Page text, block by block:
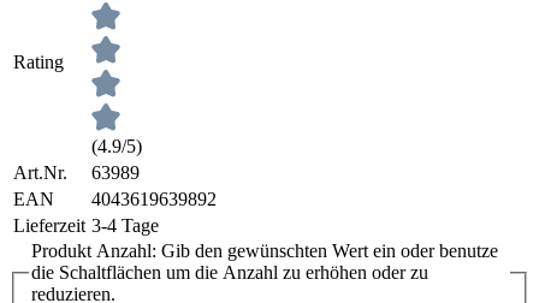
Rating
(4.9/5)
Art.Nr.
63989
EAN
4043619639892
Lieferzeit 3-4 Tage
Produkt Anzahl: Gib den gewünschten Wert ein oder benutze
die Schaltflächen um die Anzahl zu erhöhen oder zu
reduzieren.